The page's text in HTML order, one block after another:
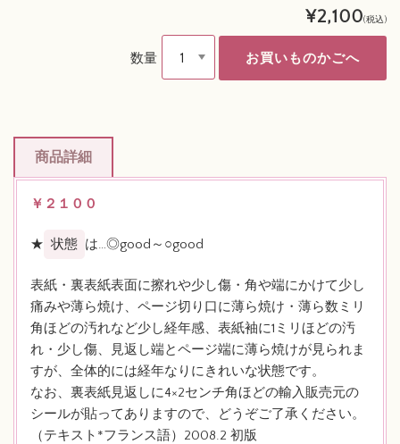
¥2,100(税込)
数量
商品詳細
￥２１００
★ 状態 は…◎good～○good
表紙・裏表紙表面に擦れや少し傷・角や端にかけて少し
痛みや薄ら焼け、ページ切り口に薄ら焼け・薄ら数ミリ
角ほどの汚れなど少し経年感、表紙袖に1ミリほどの汚
れ・少し傷、見返し端とページ端に薄ら焼けが見られま
すが、全体的には経年なりにきれいな状態です。
なお、裏表紙見返しに4×2センチ角ほどの輸入販売元の
シールが貼ってありますので、どうぞご了承ください。
（テキスト*フランス語）2008.2 初版